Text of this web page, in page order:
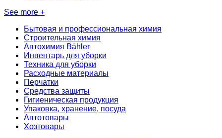
See more +
Бытовая и профессиональная химия
Строительная химия
Автохимия Bähler
Инвентарь для уборки
Техника для уборки
Расходные материалы
Перчатки
Средства защиты
Гигиеническая продукция
Упаковка, хранение, посуда
Автотовары
Хозтовары